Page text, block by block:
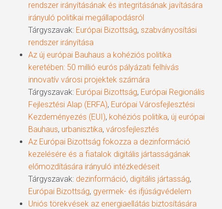
rendszer irányításának és integritásának javítására
irányuló politikai megállapodásról
Tárgyszavak: Európai Bizottság, szabványosítási
rendszer irányítása
Az új európai Bauhaus a kohéziós politika
keretében: 50 millió eurós pályázati felhívás
innovatív városi projektek számára
Tárgyszavak: Európai Bizottság, Európai Regionális
Fejlesztési Alap (ERFA), Európai Városfejlesztési
Kezdeményezés (EUI), kohéziós politika, új európai
Bauhaus, urbanisztika, városfejlesztés
Az Európai Bizottság fokozza a dezinformáció
kezelésére és a fiatalok digitális jártasságának
előmozdítására irányuló intézkedéseit
Tárgyszavak: dezinformáció, digitális jártasság,
Európai Bizottság, gyermek- és ifjúságvédelem
Uniós törekvések az energiaellátás biztosítására